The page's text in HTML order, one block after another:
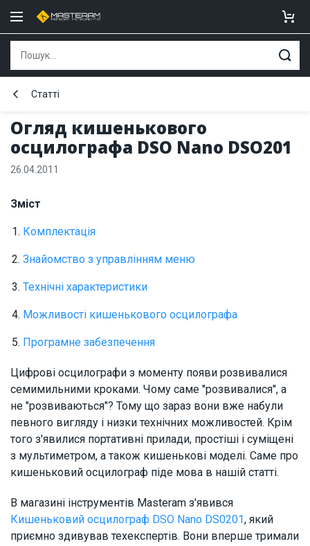
Огляд кишенькового
осцилографа DSO Nano DSO201
Статті
26.04.2011
Зміст
Комплектація
Знайомство з управлінням меню
Технічні характеристики
Можливості кишенькового осцилографа
Програмне забезпечення
Цифрові осцилографи з моменту появи розвивалися
семимильними кроками. Чому саме "розвивалися", а
не "розвиваються"? Тому що зараз вони вже набули
певного вигляду і низки технічних можливостей. Крім
того з'явилися портативні прилади, простіші і суміщені
з мультиметром, а також кишенькові моделі. Саме про
кишеньковий осцилограф піде мова в нашій статті.
В магазині інструментів Masteram з'явився
Кишеньковий осцилограф DSO Nano DS0201, який
приємно здивував техекспертів. Вони вперше тримали